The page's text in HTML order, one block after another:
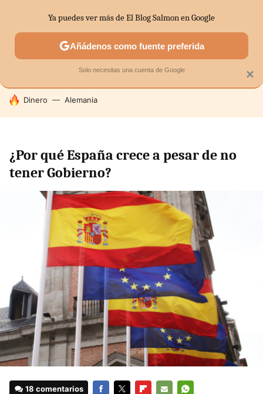
SECTORES ECONOMÍA DOMÉSTICA MERCADOS
HOY SE HABLA DE
Dinero Alemania
¿Por qué España crece a pesar de no
tener Gobierno?
18 comentarios
×
Ya puedes ver más de El Blog Salmon en Google
Añádenos como fuente preferida
Solo necesitas una cuenta de Google